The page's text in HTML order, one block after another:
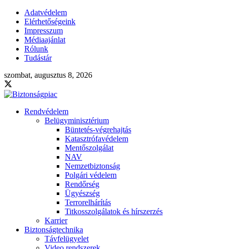
Adatvédelem
Elérhetőségeink
Impresszum
Médiaajánlat
Rólunk
Tudástár
szombat, augusztus 8, 2026
Rendvédelem
Belügyminisztérium
Büntetés-végrehajtás
Katasztrófavédelem
Mentőszolgálat
NAV
Nemzetbiztonság
Polgári védelem
Rendőrség
Ügyészség
Terrorelhárítás
Titkosszolgálatok és hírszerzés
Karrier
Biztonságtechnika
Távfelügyelet